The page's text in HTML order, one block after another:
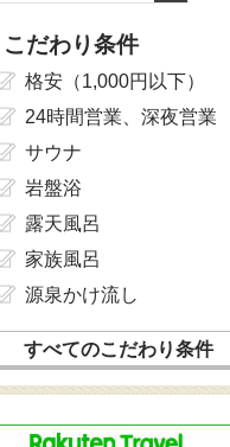
こだわり条件
格安（1,000円以下）
24時間営業、深夜営業
サウナ
岩盤浴
露天風呂
家族風呂
源泉かけ流し
すべてのこだわり条件